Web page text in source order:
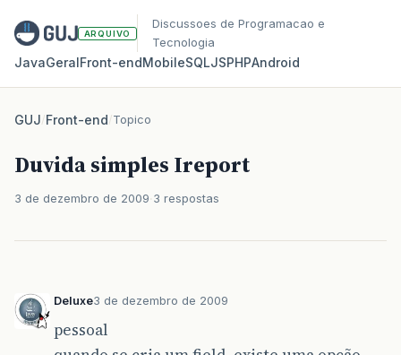
ARQUIVO
Discussoes de Programacao e
Tecnologia
JavaGeralFront‑endMobileSQLJSPHPAndroid
GUJ/Front-end/Topico
Duvida simples Ireport
3 de dezembro de 2009 3 respostas
Deluxe3 de dezembro de 2009
pessoal